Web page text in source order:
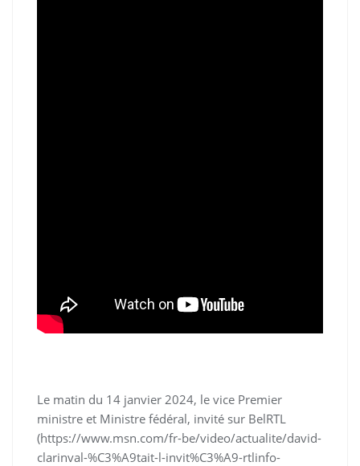
Le matin du 14 janvier 2024, le vice Premier
ministre et Ministre fédéral, invité sur BelRTL
(https://www.msn.com/fr-be/video/actualite/david-
clarinval-%C3%A9tait-l-invit%C3%A9-rtlinfo-